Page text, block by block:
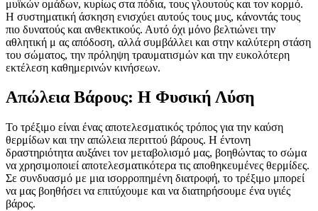
μυϊκών ομάδων, κυρίως στα πόδια, τους γλουτούς και τον κορμό.
Η συστηματική άσκηση ενισχύει αυτούς τους μυς, κάνοντάς τους
πιο δυνατούς και ανθεκτικούς. Αυτό όχι μόνο βελτιώνει την
αθλητική μ ας απόδοση, αλλά συμβάλλει και στην καλύτερη στάση
του σώματος, την πρόληψη τραυματισμών και την ευκολότερη
εκτέλεση καθημερινών κινήσεων.
Απώλεια Βάρους: Η Φυσική Λύση
Το τρέξιμο είναι ένας αποτελεσματικός τρόπος για την καύση
θερμίδων και την απώλεια περιττού βάρους. Η έντονη
δραστηριότητα αυξάνει τον μεταβολισμό μας, βοηθώντας το σώμα
να χρησιμοποιεί αποτελεσματικότερα τις αποθηκευμένες θερμίδες.
Σε συνδυασμό με μια ισορροπημένη διατροφή, το τρέξιμο μπορεί
να μας βοηθήσει να επιτύχουμε και να διατηρήσουμε ένα υγιές
βάρος.